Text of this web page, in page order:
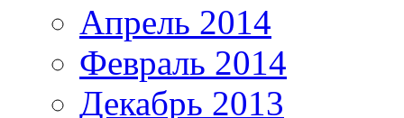
Апрель 2014
Февраль 2014
Декабрь 2013